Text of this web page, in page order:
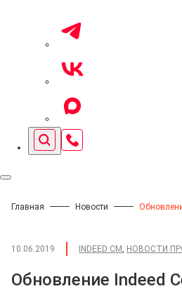
Главная Новости
10.06.2019 INDEED CM НОВОСТИ
Обновление Indeed